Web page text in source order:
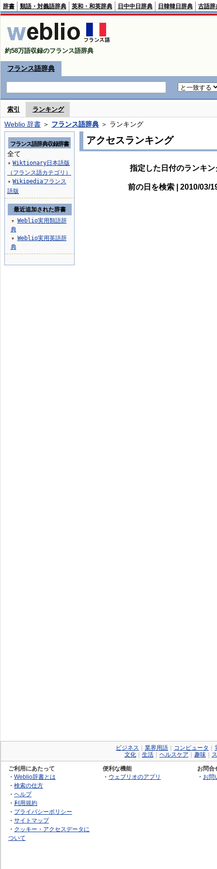
辞書 類語・対義語辞典 英和・和英辞典 日中中日辞典 日韓韓日辞典 古語辞
約58万語収録のフランス語辞典
フランス語辞典
索引 ランキング
Weblio 辞書 ＞ フランス語辞典 ＞ ランキング
アクセスランキング
指定した日付のランキ
前の日を検索 | 2010/03/
フランス語辞典収録辞書
全て
▼ Wiktionary日本語版
（フランス語カテゴリ）
▼ Wikipediaフランス
語版
最近追加された辞書
▼
Weblio実用類語辞
典
▼
Weblio実用英語辞
典
ビジネス 業界用語 コンピュータ
文化
生活 ヘルスケア 趣味
ご利用にあたって
・ Weblio辞書とは
・ 検索の仕方
・ ヘルプ
・ 利用規約
・ プライバシーポリシー
・ サイトマップ
・ クッキー・アクセスデータに
ついて
便利な機能
・ ウェブリオのアプリ
お問合
・ お問